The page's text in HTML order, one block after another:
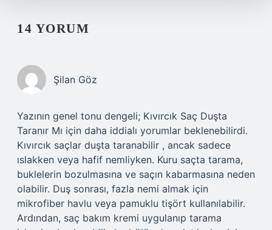
14 YORUM
Şilan Göz
Yazının genel tonu dengeli; Kıvırcık Saç Duşta
Taranır Mı için daha iddialı yorumlar beklenebilirdi.
Kıvırcık saçlar duşta taranabilir , ancak sadece
ıslakken veya hafif nemliyken. Kuru saçta tarama,
buklelerin bozulmasına ve saçın kabarmasına neden
olabilir. Duş sonrası, fazla nemi almak için
mikrofiber havlu veya pamuklu tişört kullanılabilir.
Ardından, saç bakım kremi uygulanıp tarama